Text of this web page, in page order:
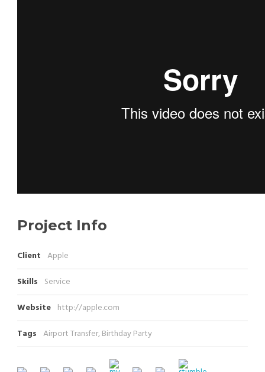
Project Info
Client Apple
Skills Service
Website http://apple.com
Tags Airport Transfer,Birthday Party